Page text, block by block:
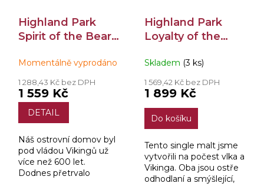
Highland Park
Spirit of the Bear
Momentálně vyprodáno
1 288,43 Kč bez DPH
1 559 Kč
DETAIL
Náš ostrovní domov byl
pod vládou Vikingů už
více než 600 let.
Dodnes přetrvalo
Highland Park
Loyalty of the
Skladem (3 ks)
1 569,42 Kč bez DPH
1 899 Kč
Do košíku
Tento single malt jsme
vytvořili na počest vlka a
Vikinga. Oba jsou ostře
odhodlaní a smýšlející,